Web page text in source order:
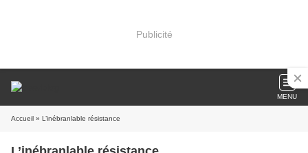
Publicité
MENU
Accueil » L’inébranlable résistance